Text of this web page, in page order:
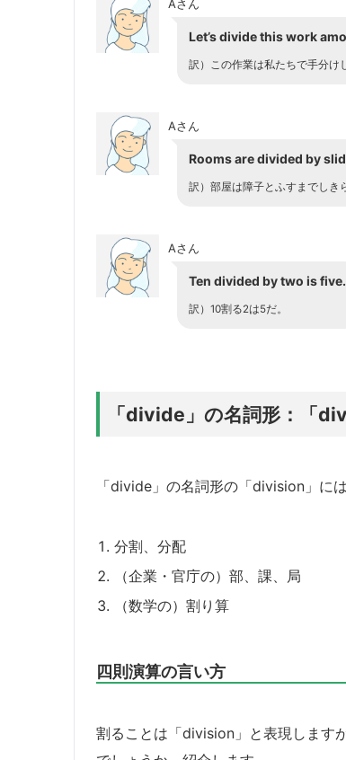
Aさん
Let’s divide this work
訳）この作業は私たちで手分け
Aさん
Rooms are divided by
訳）部屋は障子とふすまでしき
Aさん
Ten divided by two is five.
訳）10割る2は5だ。
「divide」の名詞形：「
「divide」の名詞形の「division」に
分割、分配
（企業・官庁の）部、課、局
（数学の）割り算
四則演算の言い方
割ることは「division」と表現します